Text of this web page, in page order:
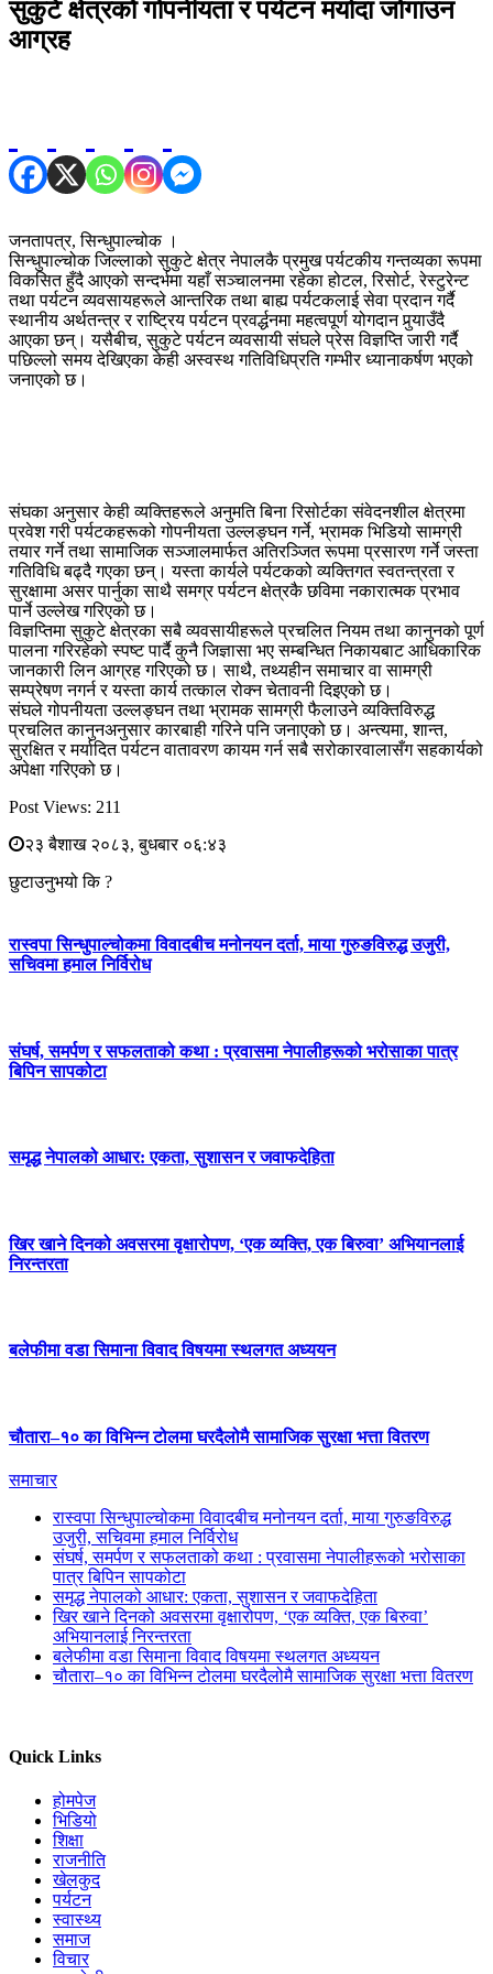
सुकुटे क्षेत्रको गोपनीयता र पर्यटन मर्यादा जोगाउन
आग्रह
जनतापत्र, सिन्धुपाल्चोक ।
सिन्धुपाल्चोक जिल्लाको सुकुटे क्षेत्र नेपालकै प्रमुख पर्यटकीय गन्तव्यका रूपमा
विकसित हुँदै आएको सन्दर्भमा यहाँ सञ्चालनमा रहेका होटल, रिसोर्ट, रेस्टुरेन्ट
तथा पर्यटन व्यवसायहरूले आन्तरिक तथा बाह्य पर्यटकलाई सेवा प्रदान गर्दै
स्थानीय अर्थतन्त्र र राष्ट्रिय पर्यटन प्रवर्द्धनमा महत्वपूर्ण योगदान पुर्‍याउँदै
आएका छन्। यसैबीच, सुकुटे पर्यटन व्यवसायी संघले प्रेस विज्ञप्ति जारी गर्दै
पछिल्लो समय देखिएका केही अस्वस्थ गतिविधिप्रति गम्भीर ध्यानाकर्षण भएको
जनाएको छ।
संघका अनुसार केही व्यक्तिहरूले अनुमति बिना रिसोर्टका संवेदनशील क्षेत्रमा
प्रवेश गरी पर्यटकहरूको गोपनीयता उल्लङ्घन गर्ने, भ्रामक भिडियो सामग्री
तयार गर्ने तथा सामाजिक सञ्जालमार्फत अतिरञ्जित रूपमा प्रसारण गर्ने जस्ता
गतिविधि बढ्दै गएका छन्। यस्ता कार्यले पर्यटकको व्यक्तिगत स्वतन्त्रता र
सुरक्षामा असर पार्नुका साथै समग्र पर्यटन क्षेत्रकै छविमा नकारात्मक प्रभाव
पार्ने उल्लेख गरिएको छ।
विज्ञप्तिमा सुकुटे क्षेत्रका सबै व्यवसायीहरूले प्रचलित नियम तथा कानुनको पूर्ण
पालना गरिरहेको स्पष्ट पार्दै कुनै जिज्ञासा भए सम्बन्धित निकायबाट आधिकारिक
जानकारी लिन आग्रह गरिएको छ। साथै, तथ्यहीन समाचार वा सामग्री
सम्प्रेषण नगर्न र यस्ता कार्य तत्काल रोक्न चेतावनी दिइएको छ।
संघले गोपनीयता उल्लङ्घन तथा भ्रामक सामग्री फैलाउने व्यक्तिविरुद्ध
प्रचलित कानुनअनुसार कारबाही गरिने पनि जनाएको छ। अन्त्यमा, शान्त,
सुरक्षित र मर्यादित पर्यटन वातावरण कायम गर्न सबै सरोकारवालासँग सहकार्यको
अपेक्षा गरिएको छ।
Post Views: 211
२३ बैशाख २०८३, बुधबार ०६:४३
छुटाउनुभयो कि ?
रास्वपा सिन्धुपाल्चोकमा विवादबीच मनोनयन दर्ता, माया गुरुङविरुद्ध उजुरी,
सचिवमा हमाल निर्विरोध
संघर्ष, समर्पण र सफलताको कथा : प्रवासमा नेपालीहरूको भरोसाका पात्र
बिपिन सापकोटा
समृद्ध नेपालको आधार: एकता, सुशासन र जवाफदेहिता
खिर खाने दिनको अवसरमा वृक्षारोपण, ‘एक व्यक्ति, एक बिरुवा’ अभियानलाई
निरन्तरता
बलेफीमा वडा सिमाना विवाद विषयमा स्थलगत अध्ययन
चौतारा–१० का विभिन्न टोलमा घरदैलोमै सामाजिक सुरक्षा भत्ता वितरण
समाचार
रास्वपा सिन्धुपाल्चोकमा विवादबीच मनोनयन दर्ता, माया गुरुङविरुद्ध
उजुरी, सचिवमा हमाल निर्विरोध
संघर्ष, समर्पण र सफलताको कथा : प्रवासमा नेपालीहरूको भरोसाका
पात्र बिपिन सापकोटा
समृद्ध नेपालको आधार: एकता, सुशासन र जवाफदेहिता
खिर खाने दिनको अवसरमा वृक्षारोपण, ‘एक व्यक्ति, एक बिरुवा’
अभियानलाई निरन्तरता
बलेफीमा वडा सिमाना विवाद विषयमा स्थलगत अध्ययन
चौतारा–१० का विभिन्न टोलमा घरदैलोमै सामाजिक सुरक्षा भत्ता वितरण
Quick Links
होमपेज
भिडियो
शिक्षा
राजनीति
खेलकुद
पर्यटन
स्वास्थ्य
समाज
विचार